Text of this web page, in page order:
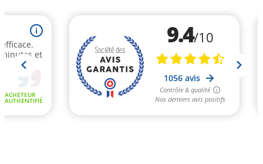
i
et
ACHETEUR
AUTHENTIFIÉ
9.4/10
1056 avis
Contrôle & qualité
Nos derniers avis positifs